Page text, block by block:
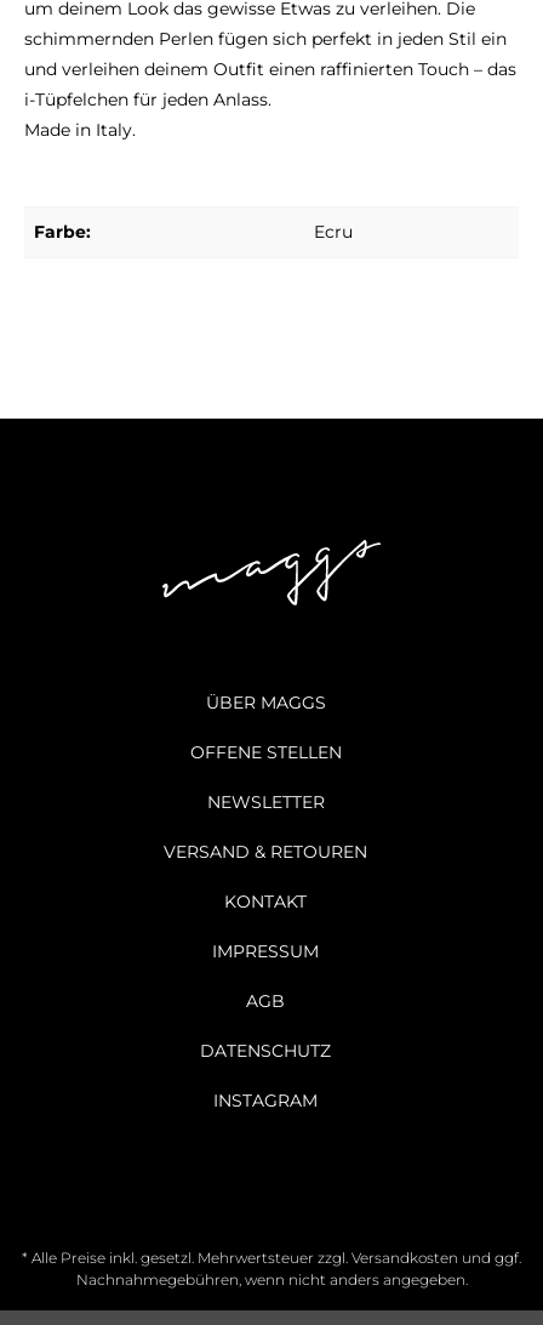
um deinem Look das gewisse Etwas zu verleihen. Die
schimmernden Perlen fügen sich perfekt in jeden Stil ein
und verleihen deinem Outfit einen raffinierten Touch – das
i-Tüpfelchen für jeden Anlass.
Made in Italy.
Farbe: Ecru
ÜBER MAGGS
OFFENE STELLEN
NEWSLETTER
VERSAND & RETOUREN
KONTAKT
IMPRESSUM
AGB
DATENSCHUTZ
INSTAGRAM
* Alle Preise inkl. gesetzl. Mehrwertsteuer zzgl. Versandkosten und ggf.
Nachnahmegebühren, wenn nicht anders angegeben.